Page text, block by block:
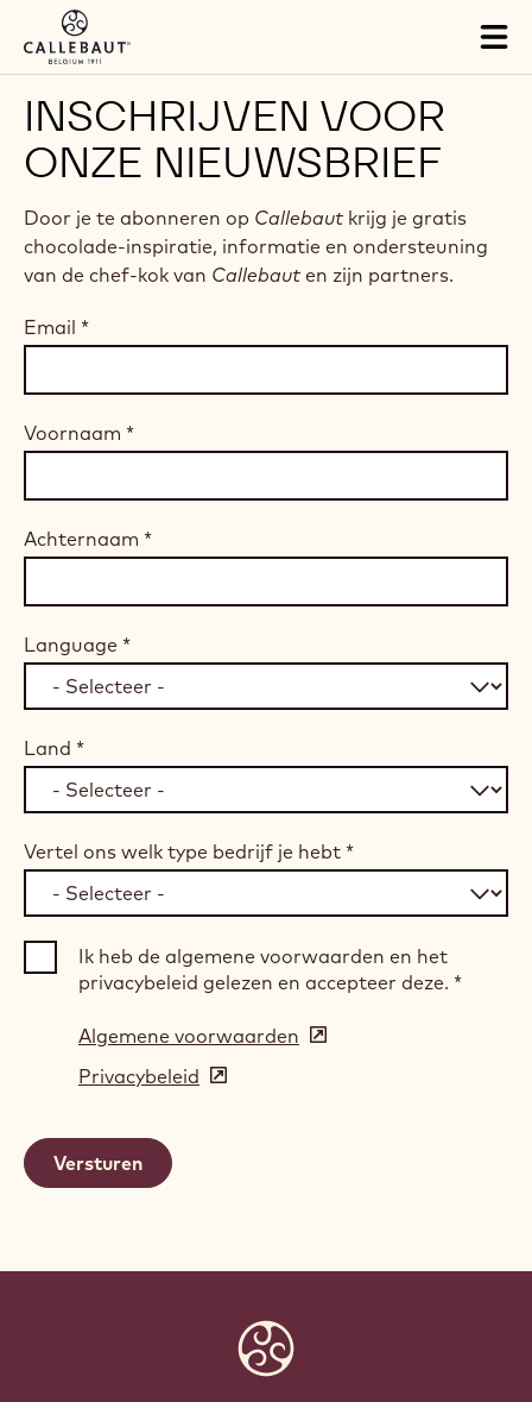
Skip to main content
INSCHRIJVEN VOOR
ONZE NIEUWSBRIEF
Door je te abonneren op Callebaut krijg je gratis
chocolade-inspiratie, informatie en ondersteuning
van de chef-kok van Callebaut en zijn partners.
Email *
Voornaam *
Achternaam *
Language *
Land *
Vertel ons welk type bedrijf je hebt *
Ik heb de algemene voorwaarden en het
privacybeleid gelezen en accepteer deze. *
Algemene voorwaarden (opens
Privacybeleid (opens